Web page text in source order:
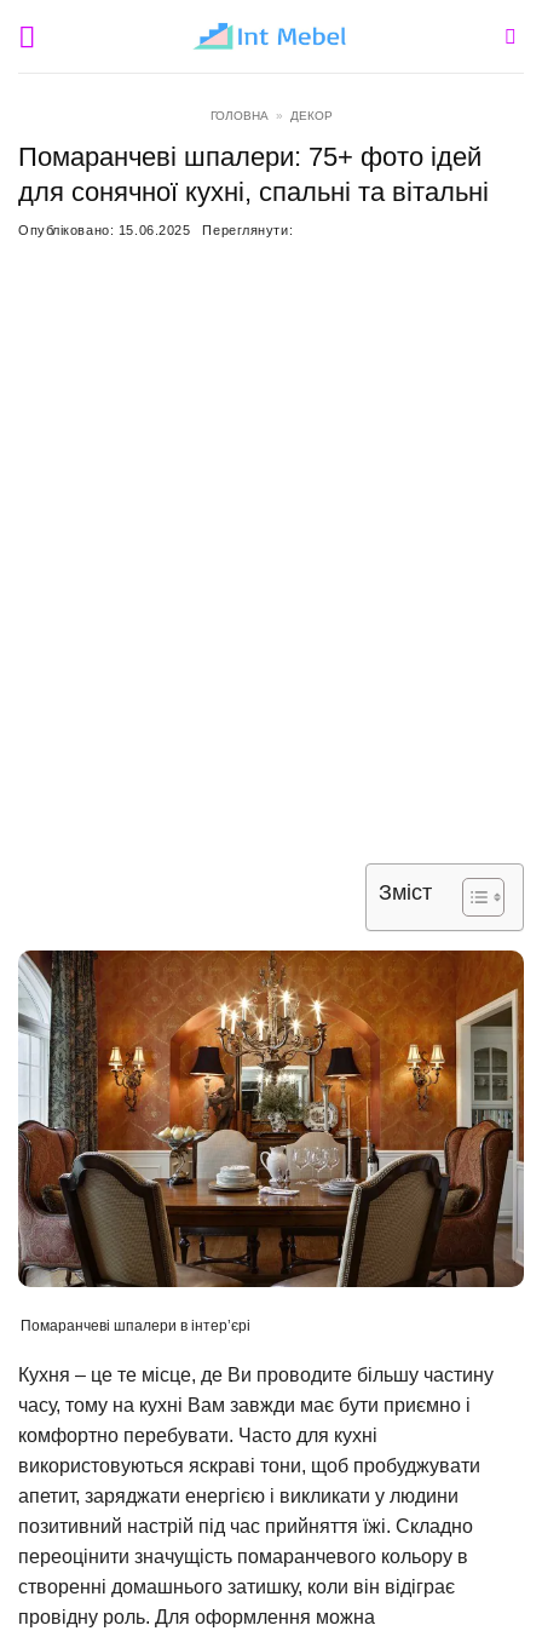
ГОЛОВНА » ДЕКОР
Помаранчеві шпалери: 75+ фото ідей
для сонячної кухні, спальні та вітальні
Опубліковано: 15.06.2025 Переглянути:
Зміст
Помаранчеві шпалери в інтер’єрі
Кухня – це те місце, де Ви проводите більшу частину
часу, тому на кухні Вам завжди має бути приємно і
комфортно перебувати. Часто для кухні
використовуються яскраві тони, щоб пробуджувати
апетит, заряджати енергією і викликати у людини
позитивний настрій під час прийняття їжі. Складно
переоцінити значущість помаранчевого кольору в
створенні домашнього затишку, коли він відіграє
провідну роль. Для оформлення можна